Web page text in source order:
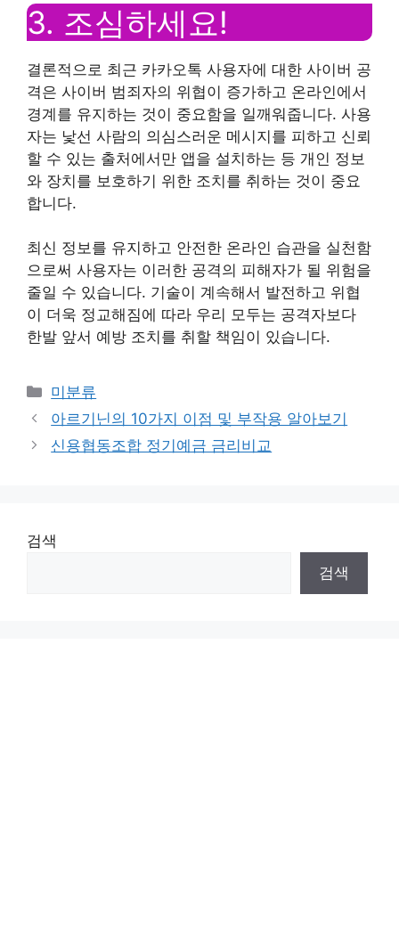
3. 조심하세요!
결론적으로 최근 카카오톡 사용자에 대한 사이버 공
격은 사이버 범죄자의 위협이 증가하고 온라인에서
경계를 유지하는 것이 중요함을 일깨워줍니다. 사용
자는 낯선 사람의 의심스러운 메시지를 피하고 신뢰
할 수 있는 출처에서만 앱을 설치하는 등 개인 정보
와 장치를 보호하기 위한 조치를 취하는 것이 중요
합니다.
최신 정보를 유지하고 안전한 온라인 습관을 실천함
으로써 사용자는 이러한 공격의 피해자가 될 위험을
줄일 수 있습니다. 기술이 계속해서 발전하고 위협
이 더욱 정교해짐에 따라 우리 모두는 공격자보다
한발 앞서 예방 조치를 취할 책임이 있습니다.
Categories
미분류
아르기닌의 10가지 이점 및 부작용 알아보기
신용협동조합 정기예금 금리비교
검색
검색